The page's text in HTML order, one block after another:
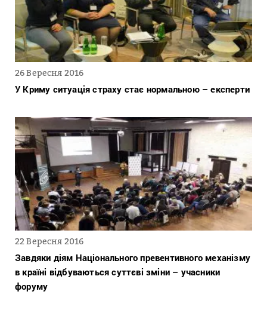
26 Вересня 2016
У Криму ситуація страху стає нормальною – експерти
22 Вересня 2016
Завдяки діям Національного превентивного механізму
в країні відбуваються суттєві зміни – учасники
форуму